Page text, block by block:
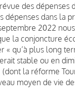
des dépenses
dépenses dans la
2022
la conjoncture
« qu’à plus long
stable ou en
la réforme
moyen de vie